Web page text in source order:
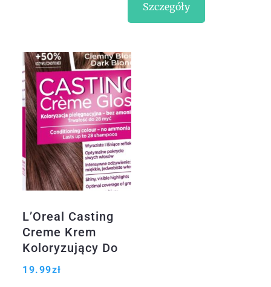
Szczegóły
L’Oreal Casting
Creme Krem
Koloryzujący Do
Włosów Bez
19.99zł